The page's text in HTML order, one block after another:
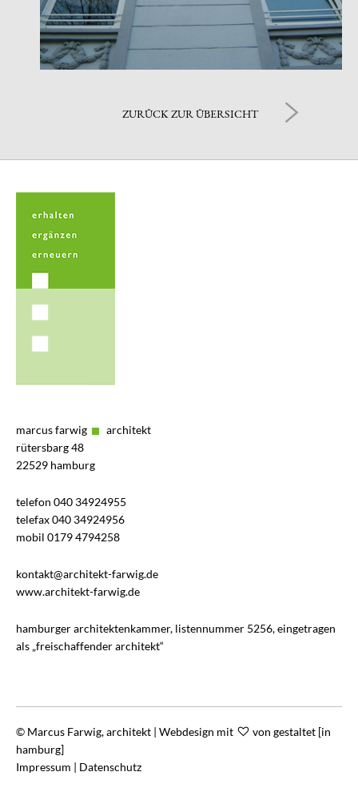
ZURÜCK ZUR ÜBERSICHT
marcus farwig
architekt
rütersbarg 48
22529 hamburg
telefon 040 34924955
telefax 040 34924956
mobil 0179 4794258
kontakt@architekt-farwig.de
www.architekt-farwig.de
hamburger architektenkammer, listennummer 5256, eingetragen
als „freischaffender architekt“
© Marcus Farwig, architekt | Webdesign mit vongestaltet [in
hamburg]
Impressum | Datenschutz